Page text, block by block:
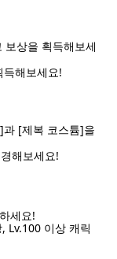
상을 획득해보세
득해보세요!
[제복 코스튬]을
해보세요!
세요!
Lv.100 이상 캐릭